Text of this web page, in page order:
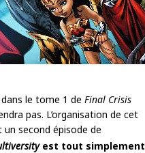
le tome 1 de Final Crisis
pas. L’organisation de cet
un second épisode de
est tout simplement